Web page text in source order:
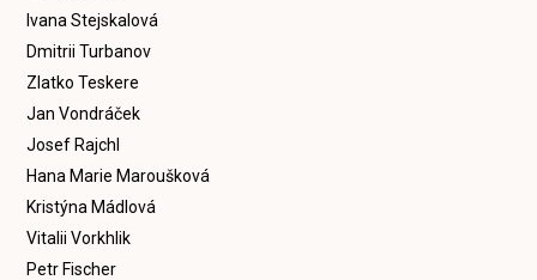
Ivana Stejskalová
Dmitrii Turbanov
Zlatko Teskere
Jan Vondráček
Josef Rajchl
Hana Marie Maroušková
Kristýna Mádlová
Vitalii Vorkhlik
Petr Fischer